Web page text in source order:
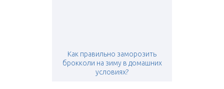
Как правильно заморозить
брокколи на зиму в домашних
условиях?